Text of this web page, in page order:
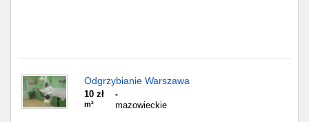
Odgrzybianie Warszawa
10 zł
m²
-
mazowieckie